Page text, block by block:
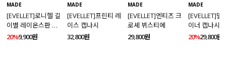
MADE
[EVELLET]로니헬 길
이별 레이온스판 끈
나시
20%9,900원
MADE
[EVELLET]프린티 레
이스 캡나시
32,800원
MADE
[EVELLET]엔티즈 크
로셰 뷔스티에
29,800원
MADE
[EVELLET]델
이너 캡나시
20%29,800원